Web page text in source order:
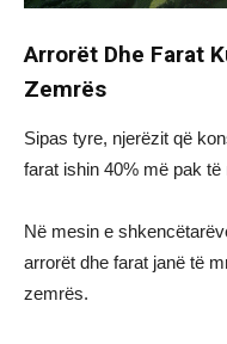
Arrorët Dhe Farat
Zemrës
Sipas tyre, njerëzit që
farat ishin 40% më pak
Në mesin e
arrorët dhe farat janë të
zemrës.